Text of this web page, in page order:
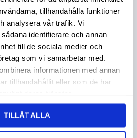
tillhandahålla funktioner
analysera vår trafik. Vi
identifierare och annan
till de sociala medier och
som vi samarbetar med.
informationen med annan
tillhandahållit eller som de har
TILLÅT ALLA
Lägg till i favoriter